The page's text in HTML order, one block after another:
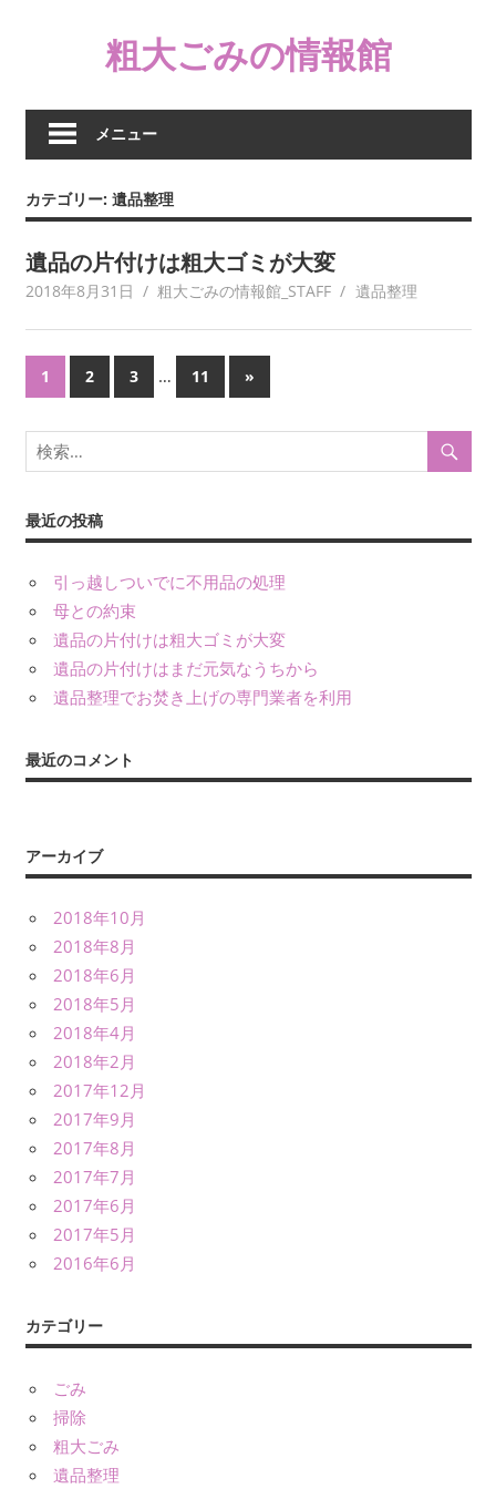
粗大ごみの情報館
メニュー
カテゴリー: 遺品整理
遺品の片付けは粗大ゴミが大変
2018年8月31日 粗大ごみの情報館_STAFF 遺品整理
投
の
ペ
ー
ジ
送
り
1 2 3 … 11
次
の
記
»
最近の投稿
引っ越しついでに不用品の処理
母との約束
遺品の片付けは粗大ゴミが大変
遺品の片付けはまだ元気なうちから
遺品整理でお焚き上げの専門業者を利用
最近のコメント
アーカイブ
2018年10月
2018年8月
2018年6月
2018年5月
2018年4月
2018年2月
2017年12月
2017年9月
2017年8月
2017年7月
2017年6月
2017年5月
2016年6月
カテゴリー
ごみ
掃除
粗大ごみ
遺品整理